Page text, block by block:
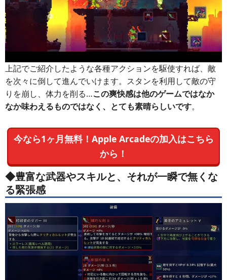
上記でご紹介したような各種アクションを駆使すれば、敵
を次々に倒して進んでいけます。スタンを利用して敵の守
りを崩し、体力を削る…この爽快感は他のゲームではなか
なか味わえるものではなく、とても素晴らしいです。
今なら1ヶ月無料！Apple Arcadeの加入はこちら
から！
◆豊富な武器やスキルと、それが一瞬で無くな
る緊張感